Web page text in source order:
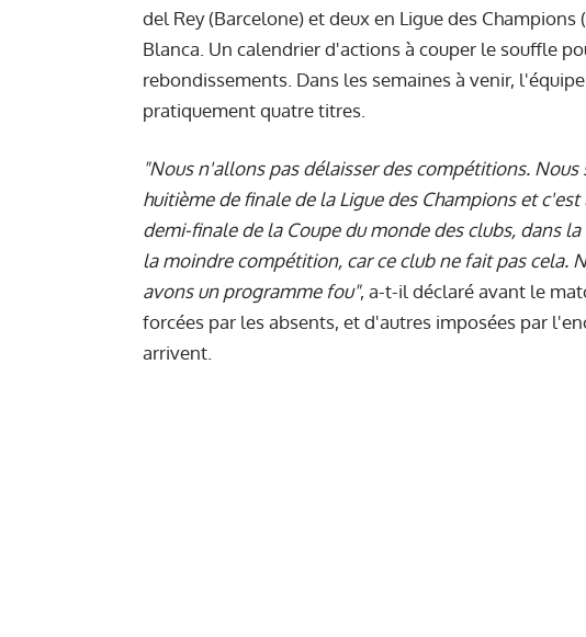
del Rey (Barcelone) et deux en Ligue des
Blanca. Un calendrier d'actions à couper le souffle
rebondissements. Dans les semaines à venir,
pratiquement quatre titres.
"Nous n'allons pas délaisser des compétitions.
huitième de finale de la Ligue des Champions et
demi-finale de la Coupe du monde des clubs, dans
la moindre compétition, car ce club ne fait pas cela.
avons un programme fou", a-t-il déclaré avant le
forcées par les absents, et d'autres imposées par
arrivent.